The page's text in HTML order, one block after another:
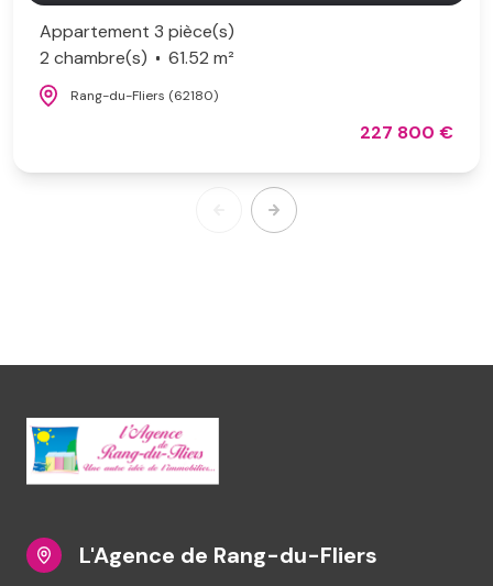
Appartement 3 pièce(s)
2 chambre(s)
61.52 m²
Rang-du-Fliers (62180)
227 800 €
L'Agence de Rang-du-Fliers